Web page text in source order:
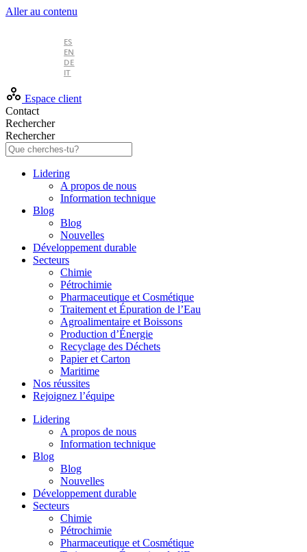
Aller au contenu
ES
EN
DE
IT
Espace client
Contact
Rechercher
Rechercher
Lidering
A propos de nous
Information technique
Blog
Blog
Nouvelles
Développement durable
Secteurs
Chimie
Pétrochimie
Pharmaceutique et Cosmétique
Traitement et Épuration de l’Eau
Agroalimentaire et Boissons
Production d’Énergie
Recyclage des Déchets
Papier et Carton
Maritime
Nos réussites
Rejoignez l’équipe
Lidering
A propos de nous
Information technique
Blog
Blog
Nouvelles
Développement durable
Secteurs
Chimie
Pétrochimie
Pharmaceutique et Cosmétique